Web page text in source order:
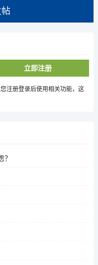
立即注册
注册登录后使用相关功能，这